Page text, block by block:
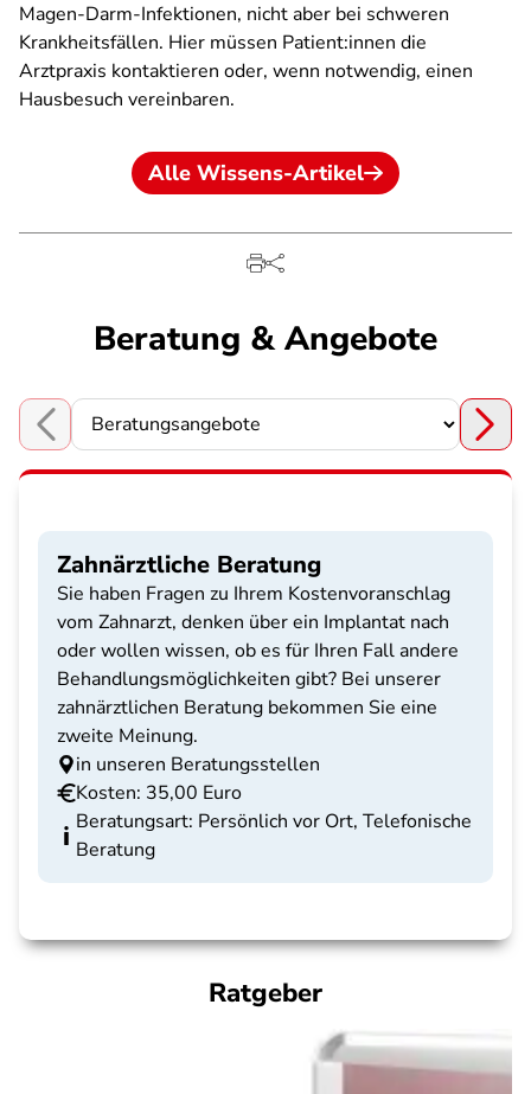
Magen-Darm-Infektionen, nicht aber bei schweren
Krankheitsfällen. Hier müssen Patient:innen die
Arztpraxis kontaktieren oder, wenn notwendig, einen
Hausbesuch vereinbaren.
Alle Wissens-Artikel
Beratung & Angebote
Choose a section
Zahnärztliche Beratung
Sie haben Fragen zu Ihrem Kostenvoranschlag
vom Zahnarzt, denken über ein Implantat nach
oder wollen wissen, ob es für Ihren Fall andere
Behandlungsmöglichkeiten gibt? Bei unserer
zahnärztlichen Beratung bekommen Sie eine
zweite Meinung.
in unseren Beratungsstellen
Kosten: 35,00 Euro
Beratungsart: Persönlich vor Ort, Telefonische
Beratung
Ratgeber